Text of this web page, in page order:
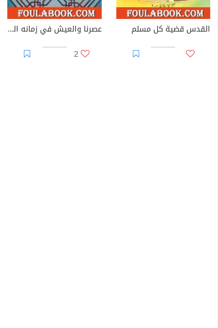
القدس قضية كل مسلم
عصرنا والعيش في زمانه الصعب
2